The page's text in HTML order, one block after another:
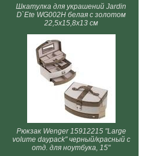
Шкатулка для украшений Jardin
D`Ete WG002H белая с золотом
22,5х15,8х13 см
Рюкзак Wenger 15912215 "Large
volume daypack" черный/красный с
отд. для ноутбука, 15"